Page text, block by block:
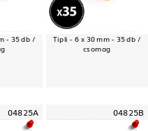
- 35 db / Tipli - 6 x 30 mm - 35 db /
csomag
04825A 04825B